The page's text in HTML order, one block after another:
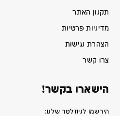
תקנון האתר
מדיניות פרטיות
הצהרת נגישות
צרו קשר
הישארו בקשר!
הירשמו לניוזלטר שלנו: